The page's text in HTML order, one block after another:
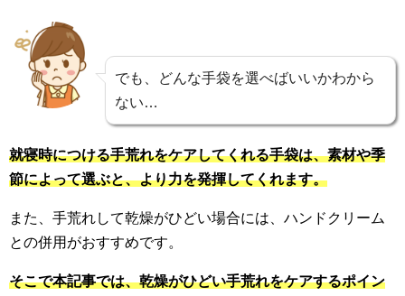
でも、どんな手袋を選べばいいかわから
ない…
就寝時につける手荒れをケアしてくれる手袋は、素材や季
節によって選ぶと、より力を発揮してくれます。
また、手荒れして乾燥がひどい場合には、ハンドクリーム
との併用がおすすめです。
そこで本記事では、乾燥がひどい手荒れをケアするポイン